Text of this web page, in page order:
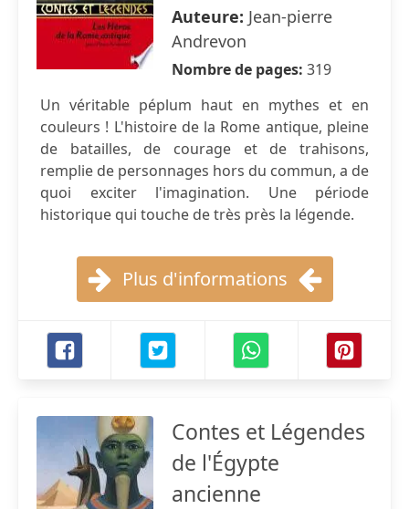
Auteure: Jean-pierre
Andrevon
Nombre de pages: 319
Un véritable péplum haut en mythes et en
couleurs ! L'histoire de la Rome antique, pleine
de batailles, de courage et de trahisons,
remplie de personnages hors du commun, a de
quoi exciter l'imagination. Une période
historique qui touche de très près la légende.
Plus d'informations
Contes et Légendes
de l'Égypte
ancienne